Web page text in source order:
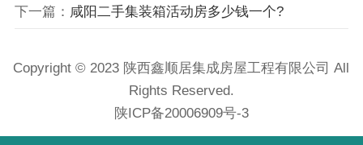
下一篇： 咸阳二手集装箱活动房多少钱一个?
Copyright © 2023 陕西鑫顺居集成房屋工程有限公司 All
Rights Reserved.
陕ICP备20006909号-3